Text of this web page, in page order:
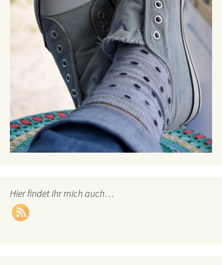
Hier findet ihr mich auch…